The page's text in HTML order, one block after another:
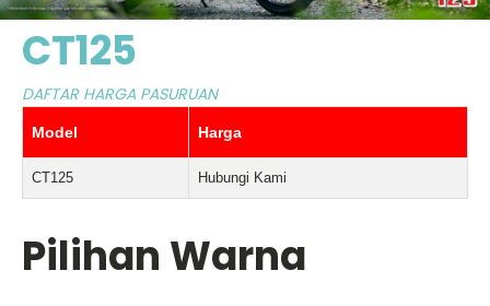
CT125
DAFTAR HARGA PASURUAN
Model Harga
CT125 Hubungi Kami
Pilihan Warna